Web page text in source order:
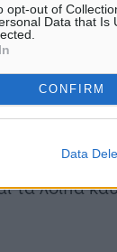
opt-out of
Data that Is
CONFIRM
Data
οι
πέφτουν
10%,
τα λοιπά